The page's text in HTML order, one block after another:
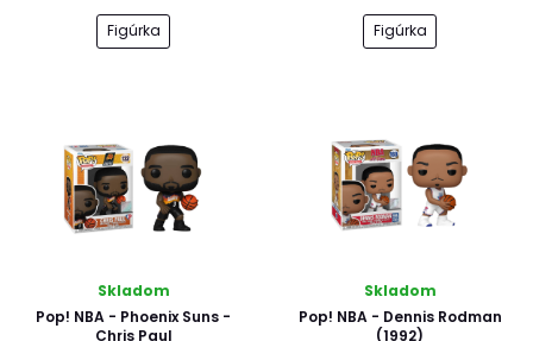
Figúrka Figúrka
Skladom
Pop! NBA - Phoenix Suns -
Chris Paul
Skladom
Pop! NBA - Dennis Rodman
(1992)